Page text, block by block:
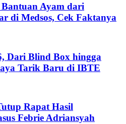
Ayam dari
di Medsos, Cek Faktanya
Dari Blind Box hingga
Tarik Baru di IBTE
Rapat Hasil
Febrie Adriansyah